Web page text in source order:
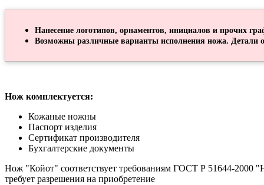
Нанесение логотипов, орнаментов, инициалов и прочих
Возможны различные варианты исполнения ножа. Детали
Нож комплектуется:
Кожаные ножны
Паспорт изделия
Сертификат производителя
Бухгалтерские документы
Нож "Койот" соответствует требованиям ГОСТ Р 51644-
требует разрешения на приобретение